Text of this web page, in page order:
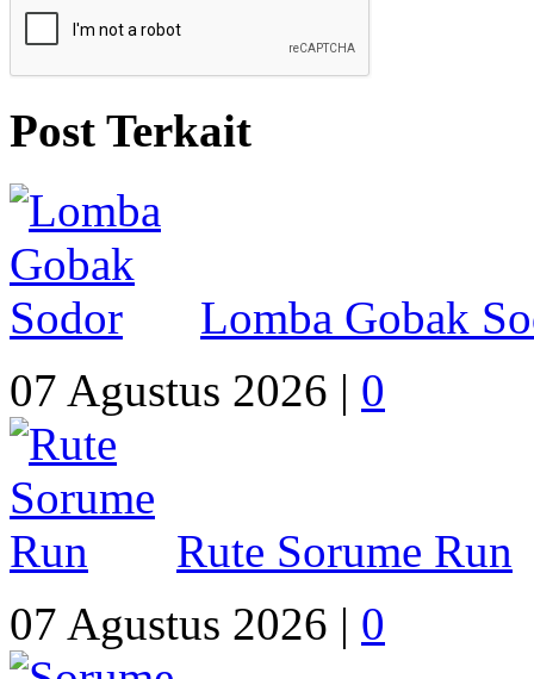
Post Terkait
Lomba Gobak
07 Agustus 2026 | 0
Rute Sorume Run
07 Agustus 2026 | 0